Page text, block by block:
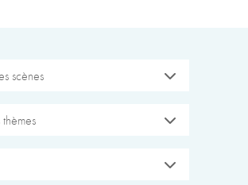
scènes
thèmes